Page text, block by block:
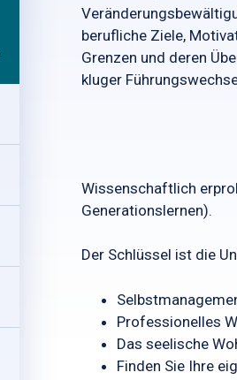
berufliche Ziele,
Grenzen und deren
kluger
Wissenschaftlich
Generationslernen).
Der Schlüssel ist die
Professionelles
Das seelische
Finden Sie Ihre